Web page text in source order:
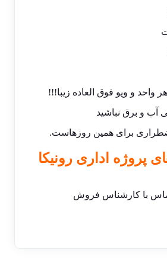
و ویو فوق العاده زیبا!!!
آب و برق نباشید
برای همین روزهاست.
پروژه اداری رونیکا
با کارشناس فروش